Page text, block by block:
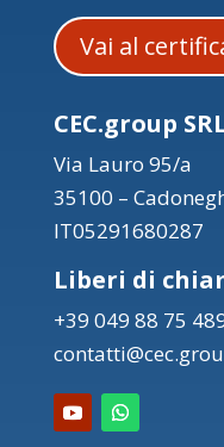
Vai al
CEC.group
Via Lauro 95/a
35100 –
IT05291680287
Liberi di
+39 049 88 75